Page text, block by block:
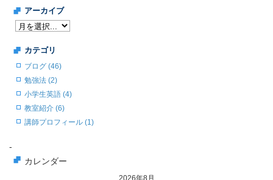
アーカイブ
カテゴリ
ブログ (46)
勉強法 (2)
小学生英語 (4)
教室紹介 (6)
講師プロフィール (1)
-
カレンダー
2026年8月